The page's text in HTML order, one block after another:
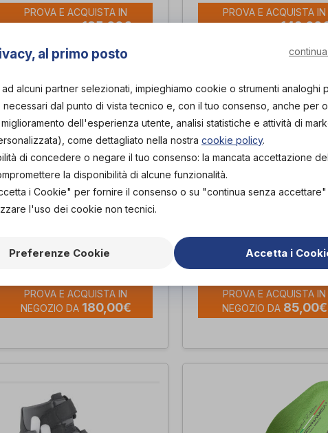
PROVA E ACQUISTA IN
NEGOZIO DA185,00€
PROVA E ACQUISTA IN
NEGOZIO DA
Adelle laccio – Beige
PROVA E ACQUISTA IN
NEGOZIO DA 180,00€
CLOE MOIRE'
PROVA E ACQUISTA IN
NEGOZIO DA 85,00€
al primo posto
ad alcuni partner selezionati, impieghiamo cookie o strumenti analoghi
necessari dal punto di vista tecnico e, con il tuo consenso, anche per
dell'esperienza utente, analisi statistiche e attività di
come dettagliato nella nostra cookie policy.
di concedere o negare il tuo consenso: la mancata accettazione
la disponibilità di alcune funzionalità.
i Cookie" per fornire il consenso o su "continua senza
l'uso dei cookie non tecnici.
Preferenze Cookie Accetta i